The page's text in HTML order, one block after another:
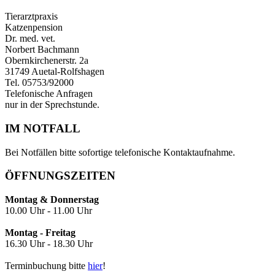
Tierarztpraxis
Katzenpension
Dr. med. vet.
Norbert Bachmann
Obernkirchenerstr. 2a
31749 Auetal-Rolfshagen
Tel. 05753/92000
Telefonische Anfragen
nur in der Sprechstunde.
IM NOTFALL
Bei Notfällen bitte sofortige telefonische Kontakt­aufnahme.
ÖFFNUNGSZEITEN
Montag & Donnerstag
10.00 Uhr - 11.00 Uhr
Montag - Freitag
16.30 Uhr - 18.30 Uhr
Terminbuchung bitte hier!